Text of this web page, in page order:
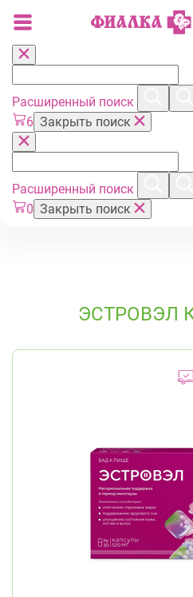
Расширенный поиск
6 Закрыть поиск
Расширенный поиск
0 Закрыть поиск
ЭСТРОВЭЛ